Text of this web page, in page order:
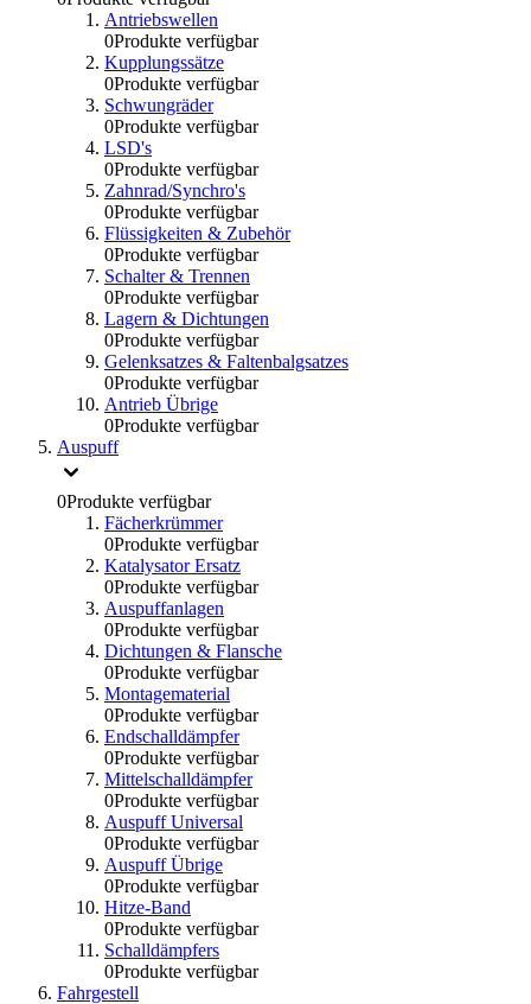
Antriebswellen
0Produkte verfügbar
Kupplungssätze
0Produkte verfügbar
Schwungräder
0Produkte verfügbar
LSD's
0Produkte verfügbar
Zahnrad/Synchro's
0Produkte verfügbar
Flüssigkeiten & Zubehör
0Produkte verfügbar
Schalter & Trennen
0Produkte verfügbar
Lagern & Dichtungen
0Produkte verfügbar
Gelenksatzes & Faltenbalgsatzes
0Produkte verfügbar
Antrieb Übrige
0Produkte verfügbar
Auspuff
0Produkte verfügbar
Fächerkrümmer
0Produkte verfügbar
Katalysator Ersatz
0Produkte verfügbar
Auspuffanlagen
0Produkte verfügbar
Dichtungen & Flansche
0Produkte verfügbar
Montagematerial
0Produkte verfügbar
Endschalldämpfer
0Produkte verfügbar
Mittelschalldämpfer
0Produkte verfügbar
Auspuff Universal
0Produkte verfügbar
Auspuff Übrige
0Produkte verfügbar
Hitze-Band
0Produkte verfügbar
Schalldämpfers
0Produkte verfügbar
Fahrgestell